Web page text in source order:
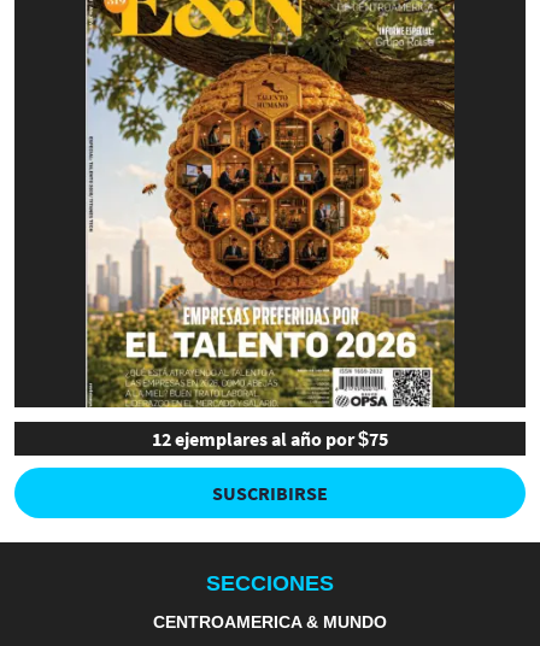
12 ejemplares al año por $75
SUSCRIBIRSE
SECCIONES
CENTROAMERICA & MUNDO